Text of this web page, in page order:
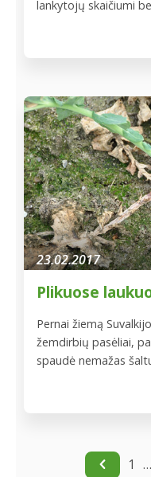
lankytojų skaičiumi
produktams.
stendo kvietė
planuojančius
padiskutuoti, o […]
23.02.2017
Plikuose
Pernai žiemą
žemdirbių pasėliai,
spaudė nemažas
pernykštė situacija,
pirmininku,
po ūkininkų žieminių
1 …